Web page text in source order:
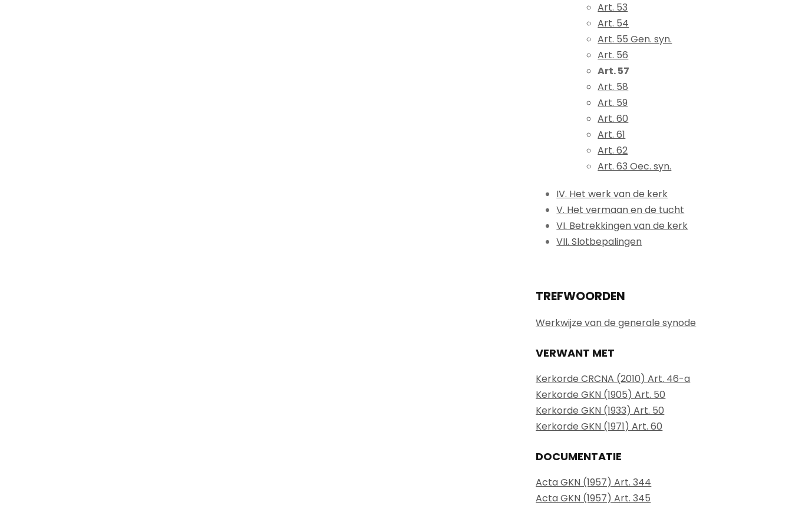
Art. 53
Art. 54
Art. 55 Gen. syn.
Art. 56
Art. 57
Art. 58
Art. 59
Art. 60
Art. 61
Art. 62
Art. 63 Oec. syn.
IV. Het werk van de kerk
V. Het vermaan en de tucht
VI. Betrekkingen van de kerk
VII. Slotbepalingen
TREFWOORDEN
Werkwijze van de generale synode
VERWANT MET
Kerkorde CRCNA (2010) Art. 46-a
Kerkorde GKN (1905) Art. 50
Kerkorde GKN (1933) Art. 50
Kerkorde GKN (1971) Art. 60
DOCUMENTATIE
Acta GKN (1957) Art. 344
Acta GKN (1957) Art. 345